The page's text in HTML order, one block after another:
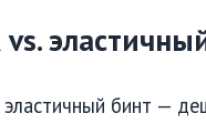
бинт —